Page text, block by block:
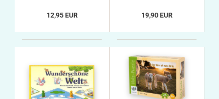
12,95 EUR 19,90 EUR